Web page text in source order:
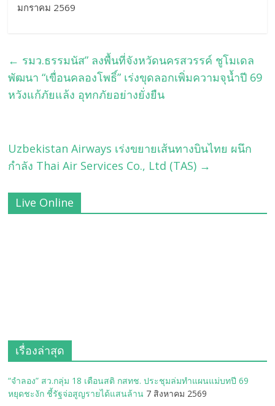
มกราคม 2569
← รมว.ธรรมนัส” ลงพื้นที่จังหวัดนครสวรรค์ ชูโมเดล
พัฒนา “เขื่อนคลองโพธิ์” เร่งขุดลอกเพิ่มความจุน้ำปี 69
หวังแก้ภัยแล้ง อุทกภัยอย่างยั่งยืน
Uzbekistan Airways เร่งขยายเส้นทางบินไทย ผนึก
กำลัง Thai Air Services Co., Ltd (TAS) →
Live Online
เรื่องล่าสุด
“จำลอง” สว.กลุ่ม 18 เตือนสติ กสทช. ประชุมล่มทำแผนแม่บทปี 69
หยุดชะงัก ชี้รัฐจ่อสูญรายได้แสนล้าน 7 สิงหาคม 2569